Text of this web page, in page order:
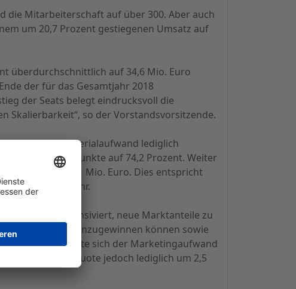
die Mitarbeiterschaft auf über 300. Aber auch
um 20,7 Prozent gestiegenen Umsatz auf
überdurchschnittlich auf 34,6 Mio. Euro
der für das Gesamtjahr 2018
der Seats belegt eindrucksvoll die
Skalierbarkeit“, so der Vorstandsvorsitzende.
stieg der Materialaufwand lediglich
2,1 Prozentpunkte auf 74,2 Prozent. Weiter
Prozent auf 17,1 Mio. Euro. Dies entspricht
im Vorjahr.
dem Ziel intensiviert, neue Marktanteile zu
neue Partner hinzugewinnen können sowie
erhöhte sich der Marketingaufwand
jedoch lediglich um 2,5